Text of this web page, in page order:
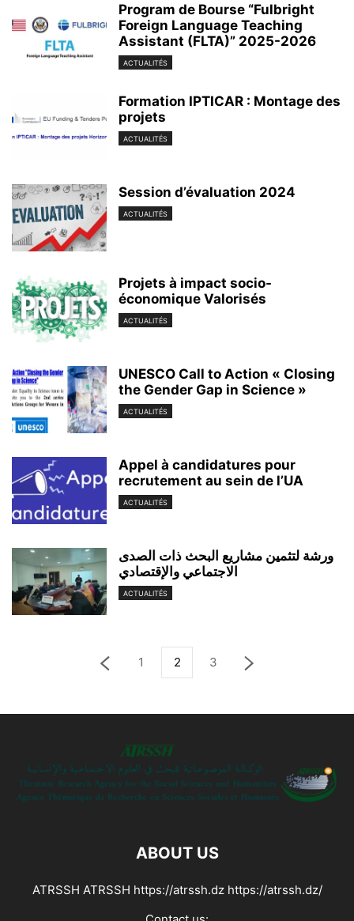
Program de Bourse “Fulbright
Foreign Language Teaching
Assistant (FLTA)” 2025-2026
ACTUALITÉS
Formation IPTICAR : Montage des
projets
ACTUALITÉS
Session d’évaluation 2024
ACTUALITÉS
Projets à impact socio-
économique Valorisés
ACTUALITÉS
UNESCO Call to Action « Closing
the Gender Gap in Science »
ACTUALITÉS
Appel à candidatures pour
recrutement au sein de l’UA
ACTUALITÉS
ورشة لتثمين مشاريع البحث ذات الصدى
الاجتماعي والإقتصادي
ACTUALITÉS
1 2 3
ABOUT US
ATRSSH ATRSSH https://atrssh.dz https://atrssh.dz/